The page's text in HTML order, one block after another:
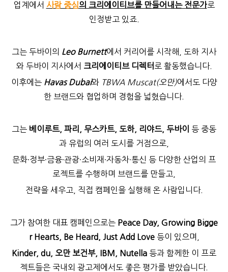
업계에서 사람 중심의 크리에이티브를 만들어내는 전문가로
인정받고 있죠.
그는 두바이의 Leo Burnett에서 커리어를 시작해, 도하 지사
와 두바이 지사에서 크리에이티브 디렉터 로 활동했습니다.
이후에는 Havas Dubai와 TBWA Muscat(오만)에서도 다양
한 브랜드와 협업하며 경험을 넓혔습니다.
그는 베이루트, 파리, 무스카트, 도하, 리야드, 두바이
등 중동
과 유럽의 여러 도시를 거점으로,
문화·정부·금융·관광·소비재·자동차·통신 등 다양한 산업의 프
로젝트를 수행하며 브랜드를 만들고,
전략을 세우고, 직접 캠페인을 실행해 온 사람입니다.
그가 참여한 대표 캠페인으로는 Peace Day, Growing Bigge
r Hearts, Be Heard, Just Add Love등이 있으며,
Kinder, du, 오만 보건부, IBM, Nutella 등과 함께한 이 프로
젝트들은 국내외 광고제에서도 좋은 평가를 받았습니다.